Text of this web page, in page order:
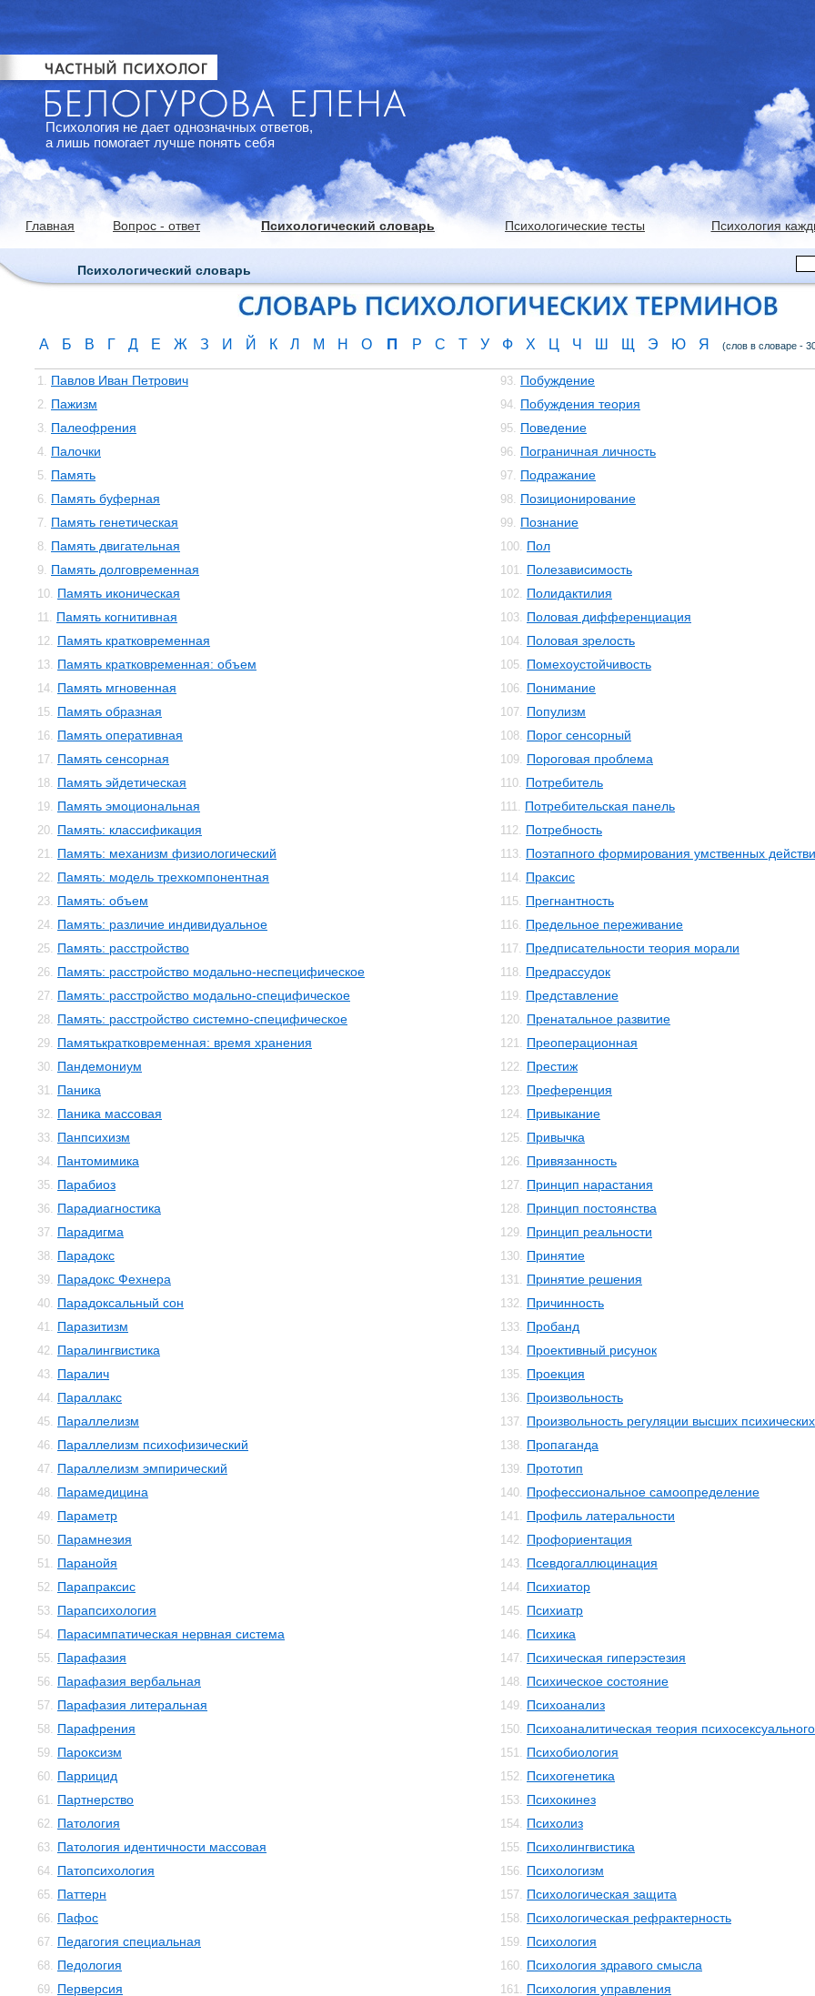
Психология не дает однозначных ответов,
а лишь помогает лучше понять себя
Главная Вопрос - ответ Психологический словарь Психологические тесты Психология
Психологический словарь
А Б В Г Д Е Ж З И Й К Л М Н О П Р С Т У Ф Х Ц Ч Ш Щ Э Ю Я (слов в словаре -
1. Павлов Иван Петрович
2. Пажизм
3. Палеофрения
4. Палочки
5. Память
6. Память буферная
7. Память генетическая
8. Память двигательная
9. Память долговременная
10. Память иконическая
11. Память когнитивная
12. Память кратковременная
13. Память кратковременная: объем
14. Память мгновенная
15. Память образная
16. Память оперативная
17. Память сенсорная
18. Память эйдетическая
19. Память эмоциональная
20. Память: классификация
21. Память: механизм физиологический
22. Память: модель трехкомпонентная
23. Память: объем
24. Память: различие индивидуальное
25. Память: расстройство
26. Память: расстройство модально-неспецифическое
27. Память: расстройство модально-специфическое
28. Память: расстройство системно-специфическое
29. Памятькратковременная: время хранения
30. Пандемониум
31. Паника
32. Паника массовая
33. Панпсихизм
34. Пантомимика
35. Парабиоз
36. Парадиагностика
37. Парадигма
38. Парадокс
39. Парадокс Фехнера
40. Парадоксальный сон
41. Паразитизм
42. Паралингвистика
43. Паралич
44. Параллакс
45. Параллелизм
46. Параллелизм психофизический
47. Параллелизм эмпирический
48. Парамедицина
49. Параметр
50. Парамнезия
51. Паранойя
52. Парапраксис
53. Парапсихология
54. Парасимпатическая нервная система
55. Парафазия
56. Парафазия вербальная
57. Парафазия литеральная
58. Парафрения
59. Пароксизм
60. Паррицид
61. Партнерство
62. Патология
63. Патология идентичности массовая
64. Патопсихология
65. Паттерн
66. Пафос
67. Педагогия специальная
68. Педология
69. Перверсия
93. Побуждение
94. Побуждения теория
95. Поведение
96. Пограничная личность
97. Подражание
98. Позиционирование
99. Познание
100. Пол
101. Полезависимость
102. Полидактилия
103. Половая дифференциация
104. Половая зрелость
105. Помехоустойчивость
106. Понимание
107. Популизм
108. Порог сенсорный
109. Пороговая проблема
110. Потребитель
111. Потребительская панель
112. Потребность
113. Поэтапного формирования умственных
114. Праксис
115. Прегнантность
116. Предельное переживание
117. Предписательности теория морали
118. Предрассудок
119. Представление
120. Пренатальное развитие
121. Преоперационная
122. Престиж
123. Преференция
124. Привыкание
125. Привычка
126. Привязанность
127. Принцип нарастания
128. Принцип постоянства
129. Принцип реальности
130. Принятие
131. Принятие решения
132. Причинность
133. Пробанд
134. Проективный рисунок
135. Проекция
136. Произвольность
137. Произвольность регуляции высших
138. Пропаганда
139. Прототип
140. Профессиональное самоопределение
141. Профиль латеральности
142. Профориентация
143. Псевдогаллюцинация
144. Психиатор
145. Психиатр
146. Психика
147. Психическая гиперэстезия
148. Психическое состояние
149. Психоанализ
150. Психоаналитическая теория
151. Психобиология
152. Психогенетика
153. Психокинез
154. Психолиз
155. Психолингвистика
156. Психологизм
157. Психологическая защита
158. Психологическая рефрактерность
159. Психология
160. Психология здравого смысла
161. Психология управления